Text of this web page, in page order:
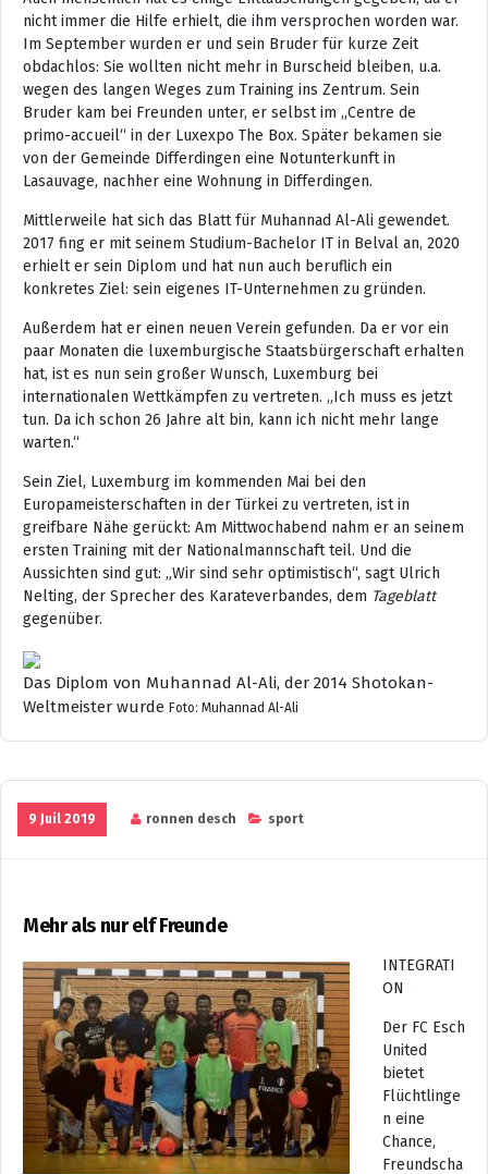
nicht immer die Hilfe erhielt, die ihm versprochen worden war.
Im September wurden er und sein Bruder für kurze Zeit
obdachlos: Sie wollten nicht mehr in Burscheid bleiben, u.a.
wegen des langen Weges zum Training ins Zentrum. Sein
Bruder kam bei Freunden unter, er selbst im „Centre de
primo-accueil“ in der Luxexpo The Box. Später bekamen sie
von der Gemeinde Differdingen eine Notunterkunft in
Lasauvage, nachher eine Wohnung in Differdingen.
Mittlerweile hat sich das Blatt für Muhannad Al-Ali gewendet.
2017 fing er mit seinem Studium-Bachelor IT in Belval an, 2020
erhielt er sein Diplom und hat nun auch beruflich ein
konkretes Ziel: sein eigenes IT-Unternehmen zu gründen.
Außerdem hat er einen neuen Verein gefunden. Da er vor ein
paar Monaten die luxemburgische Staatsbürgerschaft erhalten
hat, ist es nun sein großer Wunsch, Luxemburg bei
internationalen Wettkämpfen zu vertreten. „Ich muss es jetzt
tun. Da ich schon 26 Jahre alt bin, kann ich nicht mehr lange
warten.“
Sein Ziel, Luxemburg im kommenden Mai bei den
Europameisterschaften in der Türkei zu vertreten, ist in
greifbare Nähe gerückt: Am Mittwochabend nahm er an seinem
ersten Training mit der Nationalmannschaft teil. Und die
Aussichten sind gut: „Wir sind sehr optimistisch“, sagt Ulrich
Nelting, der Sprecher des Karateverbandes, dem Tageblatt
gegenüber.
Das Diplom von Muhannad Al-Ali, der 2014 Shotokan-
Weltmeister wurde Foto: Muhannad Al-Ali
9 Juil 2019 ronnen desch sport
Mehr als nur elf Freunde
INTEGRATI
ON
Der FC Esch
United
bietet
Flüchtlinge
n eine
Chance,
Freundscha